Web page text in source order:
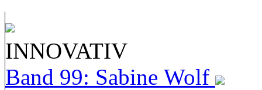
INNOVATIV
Band 99: Sabine Wolf